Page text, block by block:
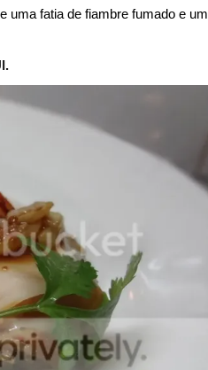
uma fatia de fiambre fumado e um